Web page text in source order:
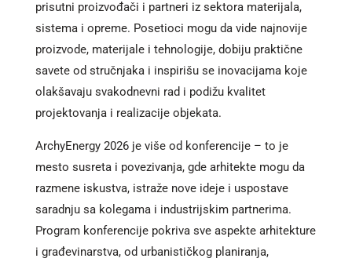
prisutni proizvođači i partneri iz sektora materijala,
sistema i opreme. Posetioci mogu da vide najnovije
proizvode, materijale i tehnologije, dobiju praktične
savete od stručnjaka i inspirišu se inovacijama koje
olakšavaju svakodnevni rad i podižu kvalitet
projektovanja i realizacije objekata.
ArchyEnergy 2026 je više od konferencije – to je
mesto susreta i povezivanja, gde arhitekte mogu da
razmene iskustva, istraže nove ideje i uspostave
saradnju sa kolegama i industrijskim partnerima.
Program konferencije pokriva sve aspekte arhitekture
i građevinarstva, od urbanističkog planiranja,